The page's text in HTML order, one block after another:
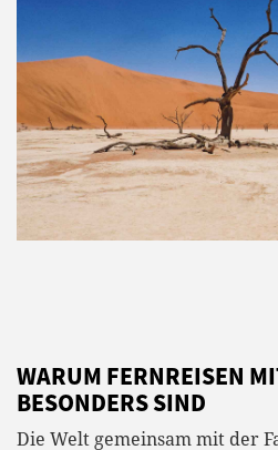
WARUM FERNREISEN
BESONDERS SIND
Die Welt gemeinsam mit der